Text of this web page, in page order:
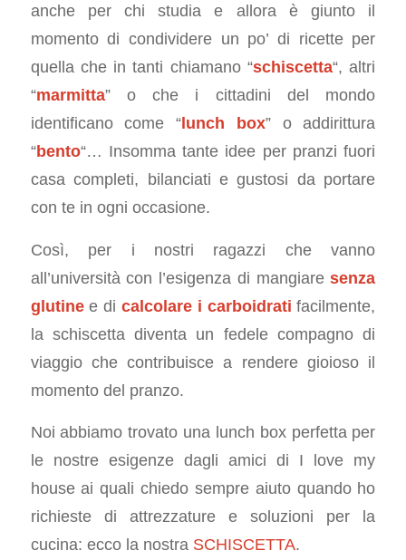
anche per chi studia e allora è giunto il
momento di condividere un po’ di ricette per
quella che in tanti chiamano “schiscetta“, altri
“marmitta” o che i cittadini del mondo
identificano come “lunch box” o addirittura
“bento“… Insomma tante idee per pranzi fuori
casa completi, bilanciati e gustosi da portare
con te in ogni occasione.
Così, per i nostri ragazzi che vanno
all’università con l’esigenza di mangiaresenza
glutinee di calcolare i carboidrati facilmente,
la schiscetta diventa un fedele compagno di
viaggio che contribuisce a rendere gioioso il
momento del pranzo.
Noi abbiamo trovato una lunch box perfetta per
le nostre esigenze dagli amici di I love my
house ai quali chiedo sempre aiuto quando ho
richieste di attrezzature e soluzioni per la
cucina: ecco la nostra SCHISCETTA.